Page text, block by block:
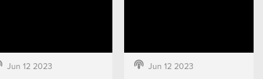
Jun 12 2023 Jun 12 2023